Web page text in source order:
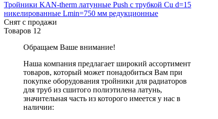
Тройники KAN-therm латунные Push с трубкой Cu d=15
никелированные Lmin=750 мм редукционные
Снят с продажи
Товаров 12
Обращаем Ваше внимание!
Наша компания предлагает широкий ассортимент
товаров, который может понадобиться Вам при
покупке оборудования тройники для радиаторов
для труб из сшитого полиэтилена латунь,
значительная часть из которого имеется у нас в
наличии: